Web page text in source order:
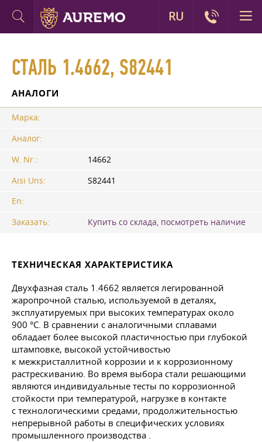
СТАЛЬ 1.4662, S82441
АНАЛОГИ
Марка:
Аналог:
W. Nr.:
14662
Aisi Uns:
S82441
En:
Заказать:
Купить со склада, посмотреть наличие
ТЕХНИЧЕСКАЯ ХАРАКТЕРИСТИКА
Двухфазная сталь 1.4662 является легированной
жаропрочной сталью, используемой в деталях,
эксплуатируемых при высоких температурах около
900 °C. В сравнении с аналогичными сплавами
обладает более высокой пластичностью при глубокой
штамповке, высокой устойчивостью
к межкристаллитной коррозии и к коррозионному
растрескиванию. Во время выбора стали решающими
являются индивидуальные тесты по коррозионной
стойкости при температурой, нагрузке в контакте
с технологическими средами, продолжительностью
непрерывной работы в специфических условиях
промышленного производства .
RU